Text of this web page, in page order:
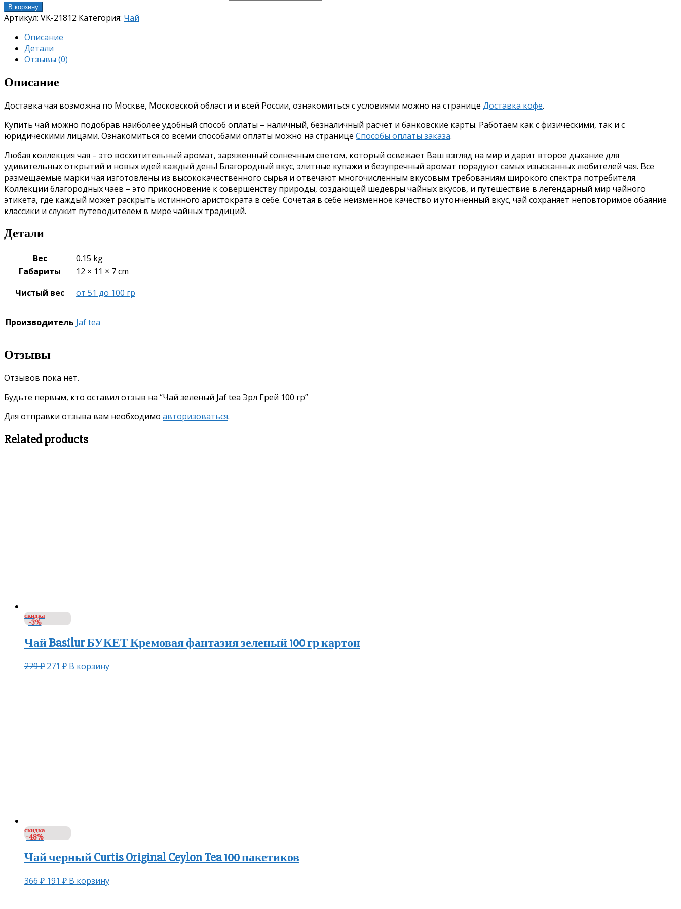
В корзину
Артикул: VK-21812 Категория: Чай
Описание
Детали
Отзывы (0)
Описание
Доставка чая возможна по Москве, Московской области и всей России, ознакомиться с условиями можно на странице Доставка кофе.
Купить чай можно подобрав наиболее удобный способ оплаты – наличный, безналичный расчет и банковские карты. Работаем как с физическими, так и с
юридическими лицами. Ознакомиться со всеми способами оплаты можно на странице Способы оплаты заказа.
Любая коллекция чая – это восхитительный аромат, заряженный солнечным светом, который освежает Ваш взгляд на мир и дарит второе дыхание для
удивительных открытий и новых идей каждый день! Благородный вкус, элитные купажи и безупречный аромат порадуют самых изысканных любителей чая. Все
размещаемые марки чая изготовлены из высококачественного сырья и отвечают многочисленным вкусовым требованиям широкого спектра потребителя.
Коллекции благородных чаев – это прикосновение к совершенству природы, создающей шедевры чайных вкусов, и путешествие в легендарный мир чайного
этикета, где каждый может раскрыть истинного аристократа в себе. Сочетая в себе неизменное качество и утонченный вкус, чай сохраняет неповторимое обаяние
классики и служит путеводителем в мире чайных традиций.
Детали
Вес
0.15 kg
Габариты
12 × 11 × 7 cm
Чистый вес
от 51 до 100 гр
Производитель Jaf tea
Отзывы
Отзывов пока нет.
Будьте первым, кто оставил отзыв на “Чай зеленый Jaf tea Эрл Грей 100 гр”
Для отправки отзыва вам необходимо авторизоваться.
Related products
скидка
-3%
Чай Basilur БУКЕТ Кремовая фантазия зеленый 100 гр картон
279₽ 271 ₽ В корзину
скидка
-48%
Чай черный Curtis Original Ceylon Tea 100 пакетиков
366₽ 191 ₽ В корзину